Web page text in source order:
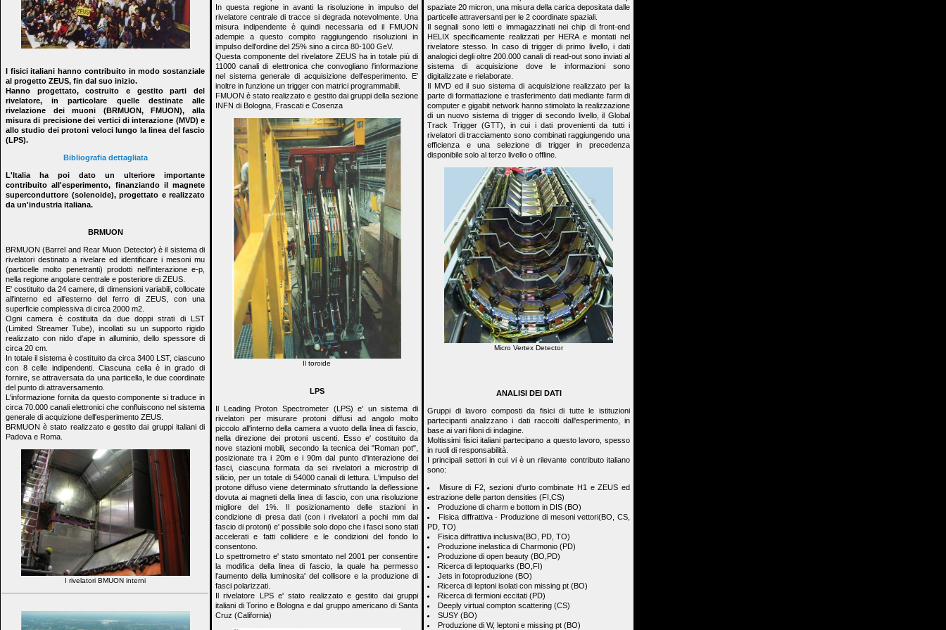
I fisici italiani hanno contribuito in modo sostanziale
al progetto ZEUS, fin dal suo inizio.
Hanno progettato, costruito e gestito parti del
rivelatore, in particolare quelle destinate alle
rivelazione dei muoni (BRMUON, FMUON), alla
misura di precisione dei vertici di interazione (MVD) e
allo studio dei protoni veloci lungo la linea del fascio
(LPS).
Bibliografia dettagliata
L'Italia ha poi dato un ulteriore importante
contribuito all'esperimento, finanziando il magnete
superconduttore (solenoide), progettato e realizzato
da un'industria italiana.
BRMUON
BRMUON (Barrel and Rear Muon Detector) è il sistema di
rivelatori destinato a rivelare ed identificare i mesoni mu
(particelle molto penetranti) prodotti nell'interazione e-p,
nella regione angolare centrale e posteriore di ZEUS.
E' costituito da 24 camere, di dimensioni variabili, collocate
all'interno ed all'esterno del ferro di ZEUS, con una
superficie complessiva di circa 2000 m2.
Ogni camera è costituita da due doppi strati di LST
(Limited Streamer Tube), incollati su un supporto rigido
realizzato con nido d'ape in alluminio, dello spessore di
circa 20 cm.
In totale il sistema è costituito da circa 3400 LST, ciascuno
con 8 celle indipendenti. Ciascuna cella è in grado di
fornire, se attraversata da una particella, le due coordinate
del punto di attraversamento.
L'informazione fornita da questo componente si traduce in
circa 70.000 canali elettronici che confluiscono nel sistema
generale di acquizione dell'esperimento ZEUS.
BRMUON è stato realizzato e gestito dai gruppi italiani di
Padova e Roma.
I rivelatori BMUON interni
In questa regione in avanti la risoluzione in impulso del
rivelatore centrale di tracce si degrada notevolmente. Una
misura indipendente è quindi necessaria ed il FMUON
adempie a questo compito raggiungendo risoluzioni in
impulso dell'ordine del 25% sino a circa 80-100 GeV.
Questa componente del rivelatore ZEUS ha in totale più di
11000 canali di elettronica che convogliano l'informazione
nel sistema generale di acquisizione dell'esperimento. E'
inoltre in funzione un trigger con matrici programmabili.
FMUON è stato realizzato e gestito dai gruppi della sezione
INFN di Bologna, Frascati e Cosenza
Il toroide
LPS
Il Leading Proton Spectrometer (LPS) e' un sistema di
rivelatori per misurare protoni diffusi ad angolo molto
piccolo all'interno della camera a vuoto della linea di fascio,
nella direzione dei protoni uscenti. Esso e' costituito da
nove stazioni mobili, secondo la tecnica dei "Roman pot",
posizionate tra i 20m e i 90m dal punto d'interazione dei
fasci, ciascuna formata da sei rivelatori a microstrip di
silicio, per un totale di 54000 canali di lettura. L'impulso del
protone diffuso viene determinato sfruttando la deflessione
dovuta ai magneti della linea di fascio, con una risoluzione
migliore del 1%. Il posizionamento delle stazioni in
condizione di presa dati (con i rivelatori a pochi mm dal
fascio di protoni) e' possibile solo dopo che i fasci sono stati
accelerati e fatti collidere e le condizioni del fondo lo
consentono.
Lo spettrometro e' stato smontato nel 2001 per consentire
la modifica della linea di fascio, la quale ha permesso
l'aumento della luminosita' del collisore e la produzione di
fasci polarizzati.
Il rivelatore LPS e' stato realizzato e gestito dai gruppi
italiani di Torino e Bologna e dal gruppo americano di Santa
Cruz (California)
spaziate 20 micron, una misura della carica depositata dalle
particelle attraversanti per le 2 coordinate spaziali.
Il segnali sono letti e immagazzinati nei chip di front-end
HELIX specificamente realizzati per HERA e montati nel
rivelatore stesso. In caso di trigger di primo livello, i dati
analogici degli oltre 200.000 canali di read-out sono inviati al
sistema di acquisizione dove le informazioni sono
digitalizzate e rielaborate.
Il MVD ed il suo sistema di acquisizione realizzato per la
parte di formattazione e trasferimento dati mediante farm di
computer e gigabit network hanno stimolato la realizzazione
di un nuovo sistema di trigger di secondo livello, il Global
Track Trigger (GTT), in cui i dati provenienti da tutti i
rivelatori di tracciamento sono combinati raggiungendo una
efficienza e una selezione di trigger in precedenza
disponibile solo al terzo livello o offline.
Micro Vertex Detector
ANALISI DEI DATI
Gruppi di lavoro composti da fisici di tutte le istituzioni
partecipanti analizzano i dati raccolti dall'esperimento, in
base ai vari filoni di indagine.
Moltissimi fisici italiani partecipano a questo lavoro, spesso
in ruoli di responsabilità.
I principali settori in cui vi è un rilevante contributo italiano
sono:
Misure di F2, sezioni d'urto combinate H1 e ZEUS ed
estrazione delle parton densities (FI,CS)
Produzione di charm e bottom in DIS (BO)
Fisica diffrattiva - Produzione di mesoni vettori(BO, CS,
PD, TO)
Fisica diffrattiva inclusiva(BO, PD, TO)
Produzione inelastica di Charmonio (PD)
Produzione di open beauty (BO,PD)
Ricerca di leptoquarks (BO,FI)
Jets in fotoproduzione (BO)
Ricerca di leptoni isolati con missing pt (BO)
Ricerca di fermioni eccitati (PD)
Deeply virtual compton scattering (CS)
SUSY (BO)
Produzione di W, leptoni e missing pt (BO)